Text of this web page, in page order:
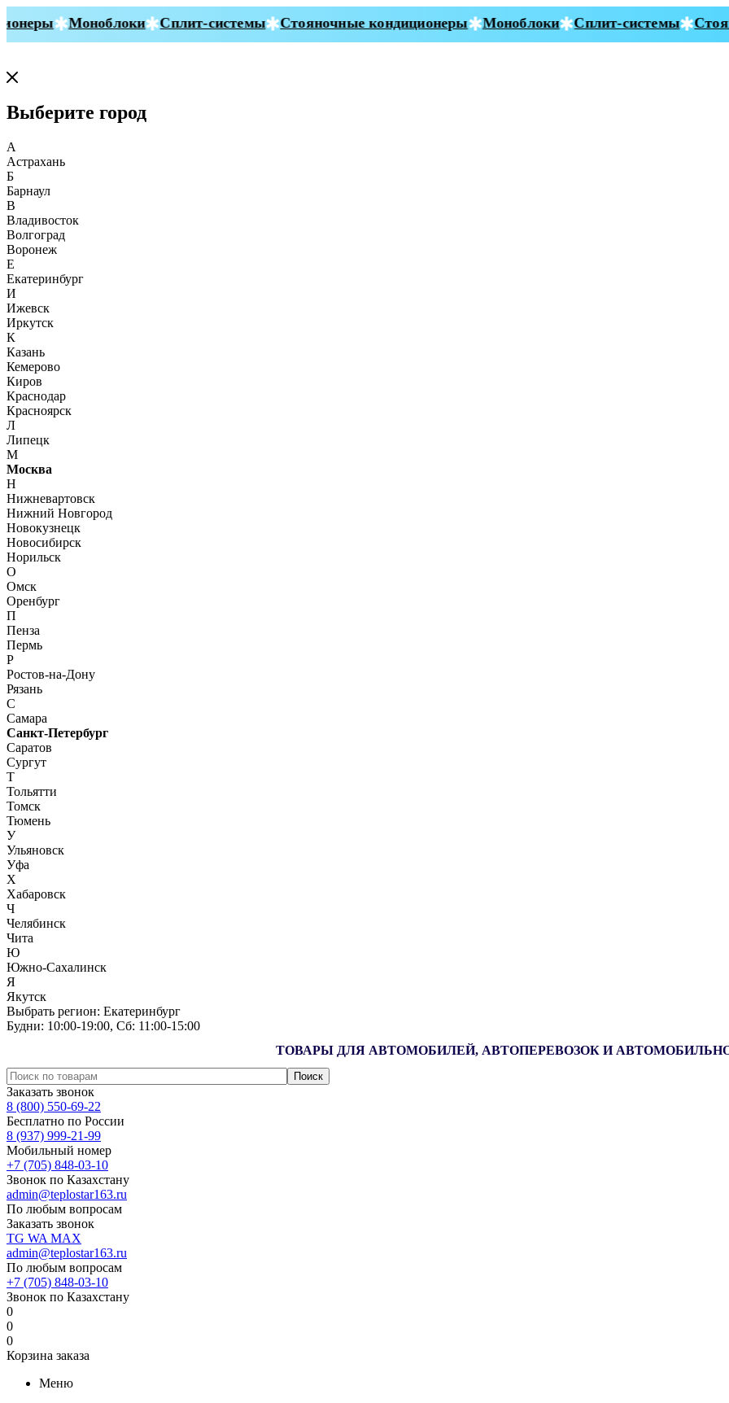
Моноблоки Сплит-системы Стояночные кондиционеры Моноблоки Сплит-системы
Выберите город
А
Астрахань
Б
Барнаул
В
Владивосток
Волгоград
Воронеж
Е
Екатеринбург
И
Ижевск
Иркутск
К
Казань
Кемерово
Киров
Краснодар
Красноярск
Л
Липецк
М
Москва
Н
Нижневартовск
Нижний Новгород
Новокузнецк
Новосибирск
Норильск
О
Омск
Оренбург
П
Пенза
Пермь
Р
Ростов-на-Дону
Рязань
С
Самара
Санкт-Петербург
Саратов
Сургут
Т
Тольятти
Томск
Тюмень
У
Ульяновск
Уфа
Х
Хабаровск
Ч
Челябинск
Чита
Ю
Южно-Сахалинск
Я
Якутск
Выбрать регион: Екатеринбург
Будни: 10:00‑19:00, Сб: 11:00‑15:00
ТОВАРЫ ДЛЯ АВТОМОБИЛЕЙ, АВТОПЕРЕВОЗОК И
Заказать звонок
8 (800) 550-69-22
Бесплатно по России
8 (937) 999-21-99
Мобильный номер
+7 (705) 848-03-10
Звонок по Казахстану
admin@teplostar163.ru
По любым вопросам
Заказать звонок
TG WA MAX
admin@teplostar163.ru
По любым вопросам
+7 (705) 848-03-10
Звонок по Казахстану
0
0
0
Корзина заказа
Меню